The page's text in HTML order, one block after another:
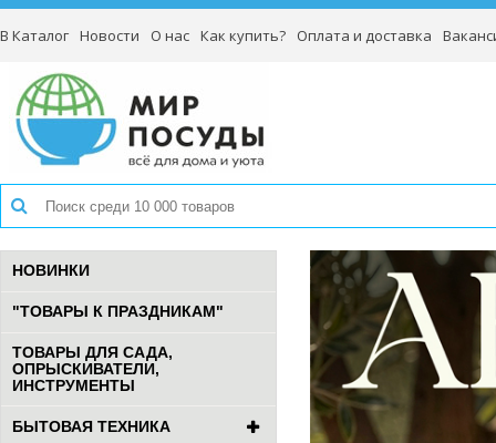
В Каталог Новости О нас Как купить? Оплата и доставка
НОВИНКИ
"ТОВАРЫ К ПРАЗДНИКАМ"
ТОВАРЫ ДЛЯ САДА,
ОПРЫСКИВАТЕЛИ,
ИНСТРУМЕНТЫ
БЫТОВАЯ ТЕХНИКА